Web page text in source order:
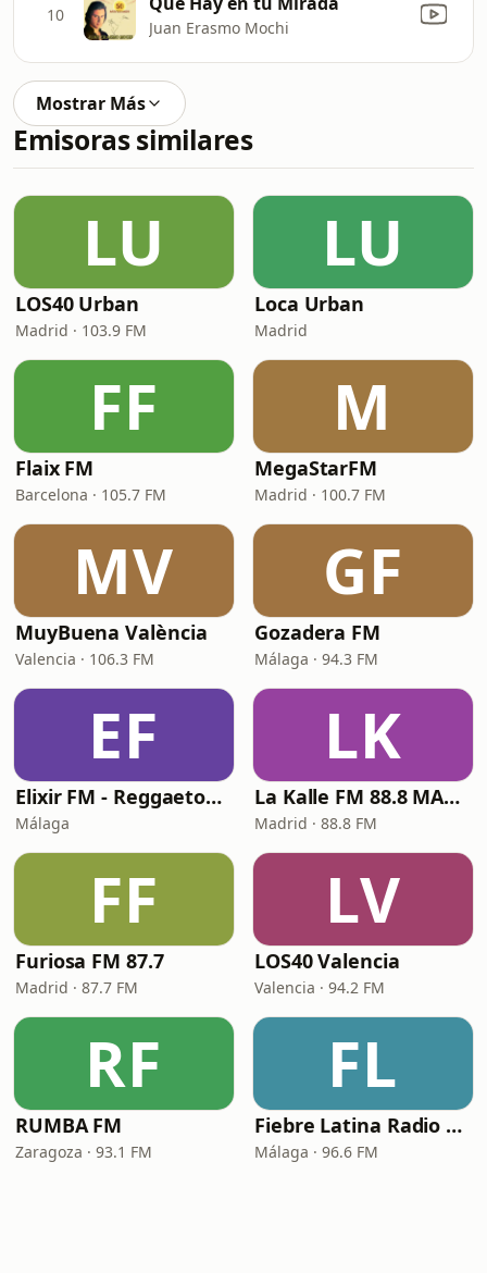
10
Juan Erasmo Mochi
Mostrar Más
Emisoras similares
LU
LOS40 Urban
Madrid · 103.9 FM
LU
Loca Urban
Madrid
FF
Flaix FM
Barcelona · 105.7 FM
M
MegaStarFM
Madrid · 100.7 FM
MV
MuyBuena València
Valencia · 106.3 FM
GF
Gozadera FM
Málaga · 94.3 FM
EF
Elixir FM - Reggaeton Party
Málaga
LK
La Kalle FM 88.8 MADRID
Madrid · 88.8 FM
FF
Furiosa FM 87.7
Madrid · 87.7 FM
LV
LOS40 Valencia
Valencia · 94.2 FM
RF
RUMBA FM
Zaragoza · 93.1 FM
FL
Fiebre Latina Radio 96.6 FM
Málaga · 96.6 FM